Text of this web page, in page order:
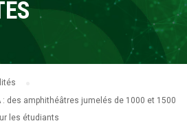
: des amphithéâtres jumelés de 1000 et 1500
les étudiants